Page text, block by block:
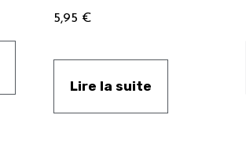
5,95 €
Lire la suite